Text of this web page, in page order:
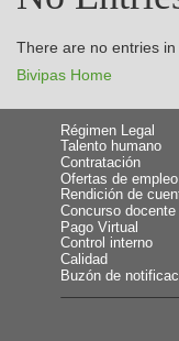
There are no entries in
Bivipas Home
Régimen Legal
Talento humano
Contratación
Ofertas de empleo
Rendición de
Concurso docente
Pago Virtual
Control interno
Calidad
Buzón de